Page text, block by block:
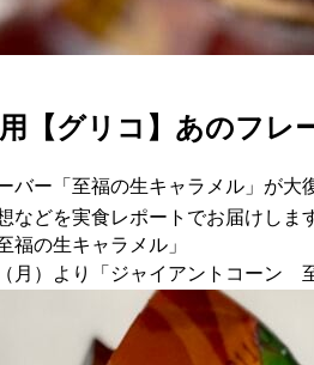
【グリコ】あのフレ
バー「至福の生キャラメル」が
などを実食レポートでお届けしま
の生キャラメル」
月）より「ジャイアントコーン